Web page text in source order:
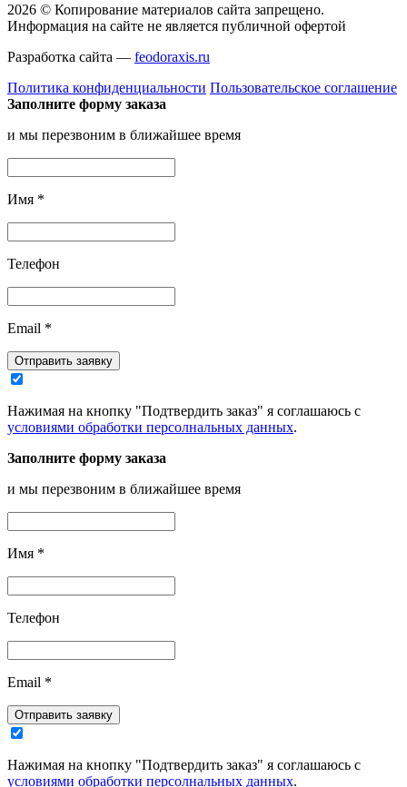
2026 © Копирование материалов сайта запрещено.
Информация на сайте не является публичной офертой
Разработка сайта — feodoraxis.ru
Политика конфиденциальности Пользовательское соглашение
Заполните форму заказа
и мы перезвоним в ближайшее время
Имя *
Телефон
Email *
Отправить заявку
Нажимая на кнопку "Подтвердить заказ" я соглашаюсь с
условиями обработки персолнальных данных.
Заполните форму заказа
и мы перезвоним в ближайшее время
Имя *
Телефон
Email *
Отправить заявку
Нажимая на кнопку "Подтвердить заказ" я соглашаюсь с
условиями обработки персолнальных данных.